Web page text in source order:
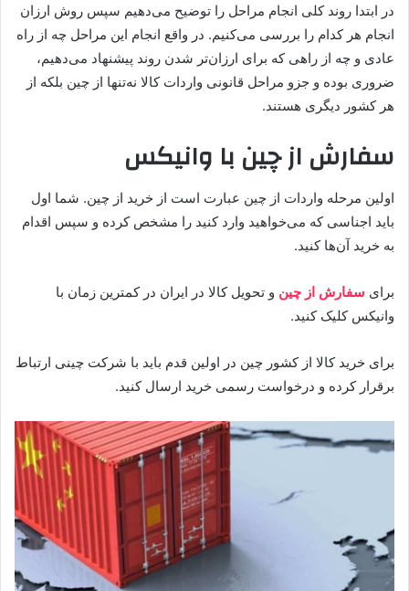
در ابتدا روند کلی انجام مراحل را توضیح می‎‌دهیم سپس روش ارزان
انجام هر کدام را بررسی می‌کنیم. در واقع انجام این مراحل چه از راه
عادی و چه از راهی که برای ارزان‌تر شدن روند پیشنهاد می‌دهیم،
ضروری بوده و جزو مراحل قانونی واردات کالا نه‌تنها از چین بلکه از
هر کشور دیگری هستند.
سفارش از چین با وانیکس
اولین مرحله واردات از چین عبارت است از خرید از چین. شما اول
باید اجناسی که می‌خواهید وارد کنید را مشخص کرده و سپس اقدام
به خرید آن‌ها کنید.
برای سفارش از چین و تحویل کالا در ایران در کمترین زمان با
وانیکس کلیک کنید.
برای خرید کالا از کشور چین در اولین قدم باید با شرکت چینی ارتباط
برقرار کرده و درخواست رسمی خرید ارسال کنید.